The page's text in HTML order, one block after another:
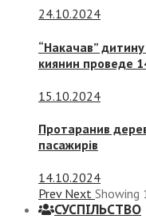
24.10.2024
“Накачав”
киянин проведе
15.10.2024
Протаранив
пасажирів
14.10.2024
Prev Next Showing
СУСПIЛЬСТВО